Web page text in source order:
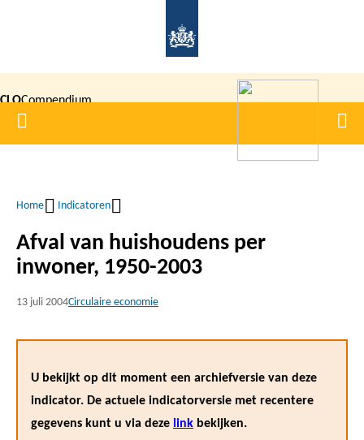
inhoud
gaan
CLOCompendium
voor de
Home
Kruimelpad
Home Indicatoren
Afval van huishoudens per
inwoner, 1950-2003
13 juli 2004Circulaire economie
U bekijkt op dit moment een archiefversie van deze
indicator. De actuele indicatorversie met recentere
gegevens kunt u via deze link bekijken.